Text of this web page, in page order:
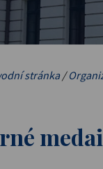
stránka/